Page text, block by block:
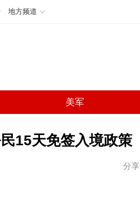
地方频道
美军
15天免签入境政策
分享
微博